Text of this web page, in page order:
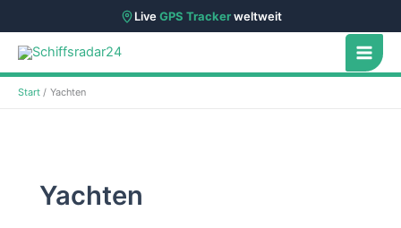
LiveGPS Trackerweltweit
Zum
Inhalt
springen
Start Yachten
Yachten